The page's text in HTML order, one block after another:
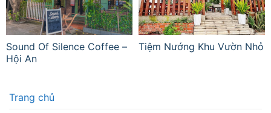
Sound Of Silence Coffee –
Hội An
Tiệm Nướng Khu Vườn Nhỏ
Trang chủ